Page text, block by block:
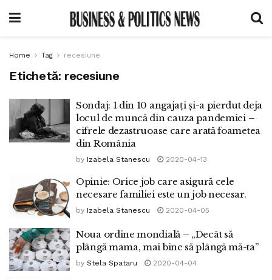
Home Tag recesiune
Etichetă: recesiune
Sondaj: 1 din 10 angajați și-a pierdut deja
locul de muncă din cauza pandemiei –
cifrele dezastruoase care arată foametea
din România
by Izabela Stanescu 2020-04-13
Opinie: Orice job care asigură cele
necesare familiei este un job necesar.
by Izabela Stanescu 2020-04-05
Noua ordine mondială – „Decât să
plângă mama, mai bine să plângă mă-ta”
by Stela Spataru 2020-04-04